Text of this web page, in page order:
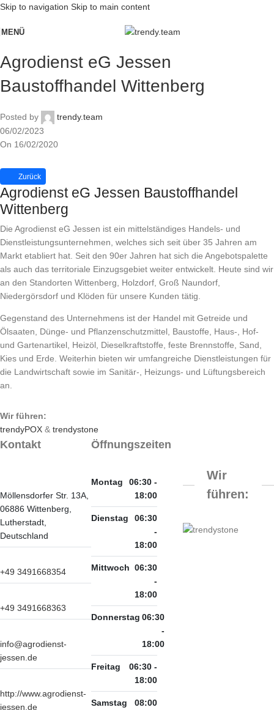
Skip to navigation Skip to main content
MENÜ
Agrodienst eG Jessen
Baustoffhandel Wittenberg
Posted by
trendy.team
06/02/2023
On 16/02/2020
Zurück
Agrodienst eG Jessen Baustoffhandel
Wittenberg
Die Agrodienst eG Jessen ist ein mittelständiges Handels- und
Dienstleistungsunternehmen, welches sich seit über 35 Jahren am
Markt etabliert hat. Seit den 90er Jahren hat sich die Angebotspalette
als auch das territoriale Einzugsgebiet weiter entwickelt. Heute sind wir
an den Standorten Wittenberg, Holzdorf, Groß Naundorf,
Niedergörsdorf und Klöden für unsere Kunden tätig.
Gegenstand des Unternehmens ist der Handel mit Getreide und
Ölsaaten, Dünge- und Pflanzenschutzmittel, Baustoffe, Haus-, Hof-
und Gartenartikel, Heizöl, Dieselkraftstoffe, feste Brennstoffe, Sand,
Kies und Erde. Weiterhin bieten wir umfangreiche Dienstleistungen für
die Landwirtschaft sowie im Sanitär-, Heizungs- und Lüftungsbereich
an.
Wir führen:
trendyPOX & trendystone
Kontakt
Möllensdorfer Str. 13A,
06886 Wittenberg,
Lutherstadt,
Deutschland
+49 3491668354
+49 3491668363
info@agrodienst-
jessen.de
http://www.agrodienst-
jessen.de
Öffnungszeiten
Montag
06:30 -
18:00
Dienstag
06:30
-
18:00
Mittwoch 06:30
-
18:00
Donnerstag 06:30
-
18:00
Freitag
06:30 -
18:00
Samstag
08:00
Wir
führen: